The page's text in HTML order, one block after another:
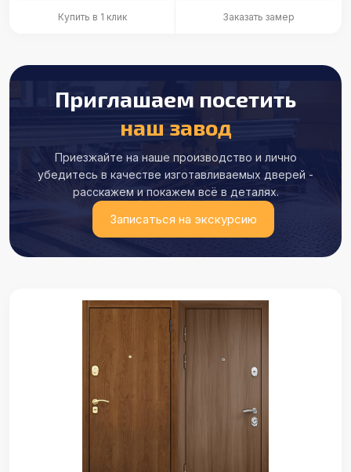
Купить в 1 клик Заказать замер
Приглашаем посетить
наш завод
Приезжайте на наше производство и лично
убедитесь в качестве изготавливаемых дверей -
расскажем и покажем всё в деталях.
Записаться на экскурсию